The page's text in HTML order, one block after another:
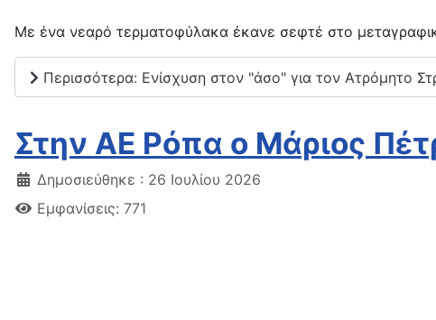
Με ένα νεαρό τερματοφύλακα έκανε σεφτέ στο
Περισσότερα: Ενίσχυση στον "άσο" για τον Ατρόμητο
Στην ΑΕ Ρόπα ο Μάριος
Δημοσιεύθηκε : 26 Ιουλίου 2026
Εμφανίσεις: 771